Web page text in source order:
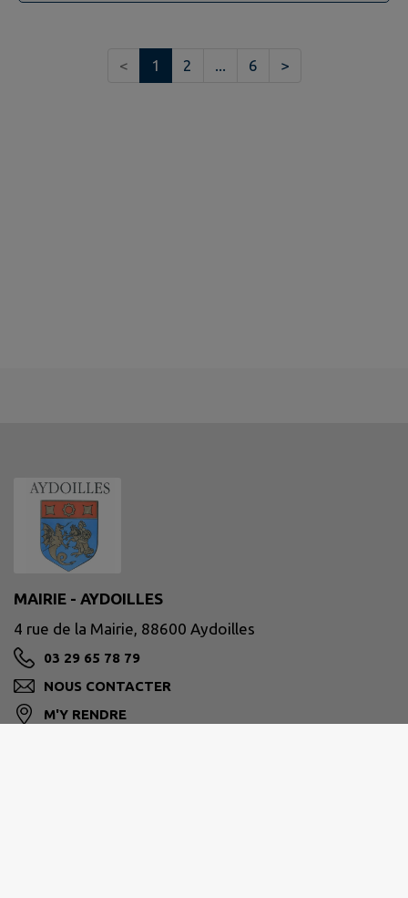
< 1 2 ... 6 >
MAIRIE - AYDOILLES
4 rue de la Mairie, 88600 Aydoilles
03 29 65 78 79
NOUS CONTACTER
M'Y RENDRE